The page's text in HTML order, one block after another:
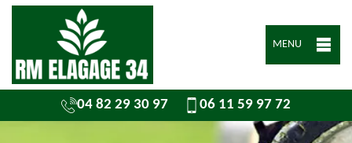
MENU
04 82 29 30 97 06 11 59 97 72